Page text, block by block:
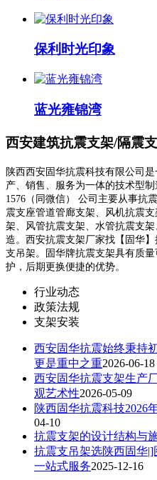
保利时光印象
蓝光雍锦湾
西安建筑抗震支架/隔震
陕西西安固华抗震科技有限公司
产、销售、服务为一体的技术型
1576（同微信） 公司主要从事抗
震支座管道管廊支架、风机抗震
架、风管抗震支架、水管抗震支
造。西安抗震支架厂家找【固华
支吊架。固华牌抗震支架具有质
护，后期更换便捷的优势。
行业动态
政策法规
支架安装
西安固华抗震始终秉持
更是重中之重2026-06-18
西安固华抗震支架生产
观艺术性2026-05-09
陕西固华抗震科技2026
04-10
抗震支架的设计结构与
抗震支吊架选陕西固华
一站式服务2025-12-16